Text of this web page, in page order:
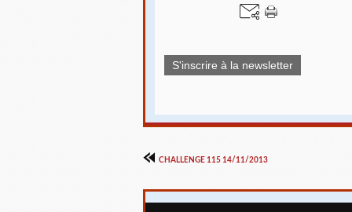
S'inscrire à la newsletter
CHALLENGE 115 14/11/2013